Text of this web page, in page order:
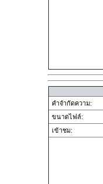
คำจำกัดความ:
ขนาดไฟล์:
เข้าชม: